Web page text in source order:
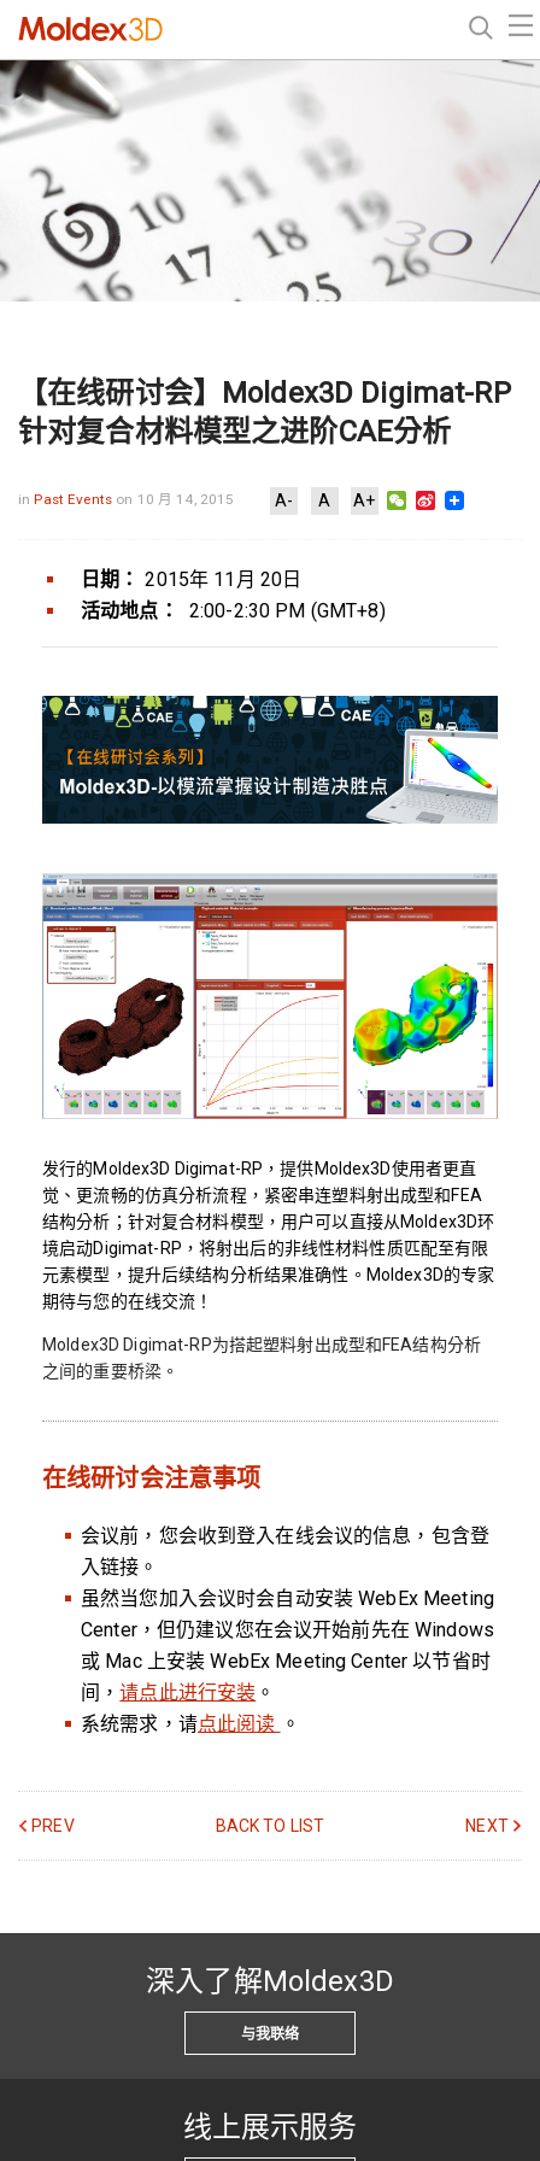
【在线研讨会】Moldex3D Digimat-RP
针对复合材料模型之进阶CAE分析
inPast Events on 10 月 14, 2015 A- A A+ WeChat
Sina
日期：
2015年 11月 20日
活动地点：
2:00-2:30 PM (GMT+8)
发行的Moldex3D Digimat-RP，提供Moldex3D使用者更直
觉、更流畅的仿真分析流程，紧密串连塑料射出成型和FEA
结构分析；针对复合材料模型，用户可以直接从Moldex3D环
境启动Digimat-RP，将射出后的非线性材料性质匹配至有限
元素模型，提升后续结构分析结果准确性。Moldex3D的专家
期待与您的在线交流！
Moldex3D Digimat-RP为搭起塑料射出成型和FEA结构分析
之间的重要桥梁。
在线研讨会注意事项
会议前，您会收到登入在线会议的信息，包含登
入链接。
虽然当您加入会议时会自动安装 WebEx Meeting
Center，但仍建议您在会议开始前先在 Windows
或 Mac 上安装 WebEx Meeting Center 以节省时
间，请点此进行安装 。
系统需求，请点此阅读 。
PREV BACK TO LIST NEXT
深入了解Moldex3D
与我联络
线上展示服务